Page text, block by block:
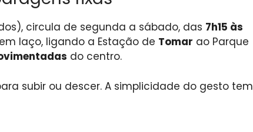
circula de segunda a sábado, das 7h15 às
laço, ligando a Estação de Tomar ao Parque
do centro.
subir ou descer. A simplicidade do gesto tem